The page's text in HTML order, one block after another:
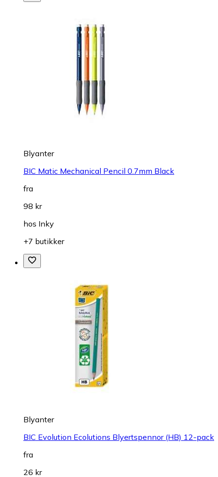
Blyanter
BIC Matic Mechanical Pencil 0.7mm Black
fra
98 kr
hos Inky
+7 butikker
Blyanter
BIC Evolution Ecolutions Blyertspennor (HB) 12-pack
fra
26 kr